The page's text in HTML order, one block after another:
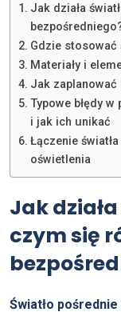
Jak działa
Gdzie stosować
Materiały i
Jak
Typowe błędy
i jak ich unikać
Łączenie
oświetlenia
Jak
czym się
Światło pośrednie